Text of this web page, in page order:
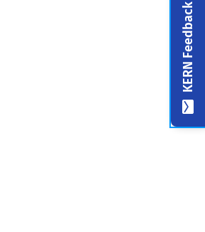
KERN Feedback